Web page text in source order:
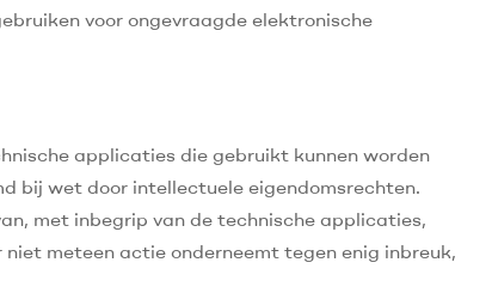
voor ongevraagde elektronische
applicaties die gebruikt kunnen worden
bij wet door intellectuele eigendomsrechten.
met inbegrip van de technische applicaties,
meteen actie onderneemt tegen enig inbreuk,